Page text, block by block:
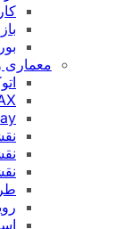
معماری